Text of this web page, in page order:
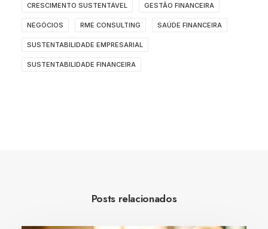
CRESCIMENTO SUSTENTÁVEL GESTÃO FINANCEIRA
NEGÓCIOS RME CONSULTING SAÚDE FINANCEIRA
SUSTENTABILIDADE EMPRESARIAL
SUSTENTABILIDADE FINANCEIRA
Posts relacionados